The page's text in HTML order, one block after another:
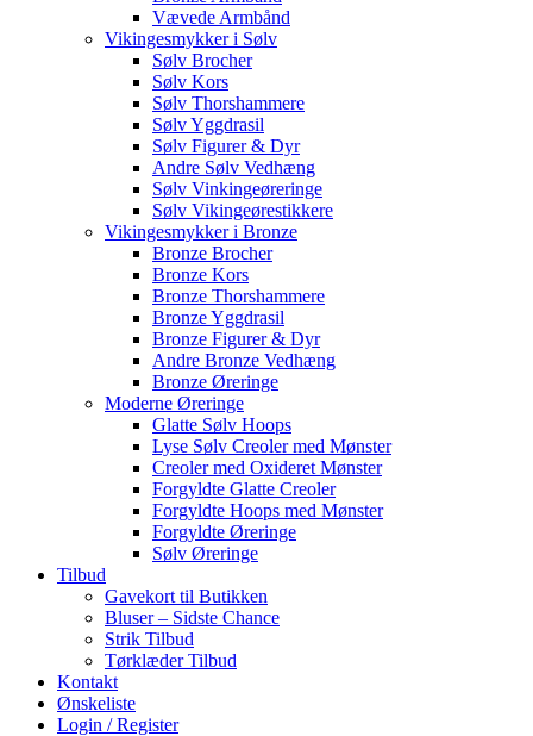
Vævede Armbånd
Vikingesmykker i Sølv
Sølv Brocher
Sølv Kors
Sølv Thorshammere
Sølv Yggdrasil
Sølv Figurer & Dyr
Andre Sølv Vedhæng
Sølv Vinkingeøreringe
Sølv Vikingeørestikkere
Vikingesmykker i Bronze
Bronze Brocher
Bronze Kors
Bronze Thorshammere
Bronze Yggdrasil
Bronze Figurer & Dyr
Andre Bronze Vedhæng
Bronze Øreringe
Moderne Øreringe
Glatte Sølv Hoops
Lyse Sølv Creoler med Mønster
Creoler med Oxideret Mønster
Forgyldte Glatte Creoler
Forgyldte Hoops med Mønster
Forgyldte Øreringe
Sølv Øreringe
Tilbud
Gavekort til Butikken
Bluser – Sidste Chance
Strik Tilbud
Tørklæder Tilbud
Kontakt
Ønskeliste
Login / Register